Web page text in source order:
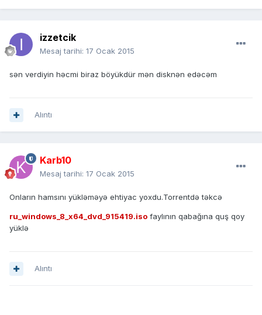
izzetcik
Mesaj tarihi: 17 Ocak 2015
sən verdiyin həcmi biraz böyükdür mən disknən edəcəm
Alıntı
Karb10
Mesaj tarihi: 17 Ocak 2015
Onların hamsını yükləməyə ehtiyac yoxdu.Torrentdə təkcə
ru_windows_8_x64_dvd_915419.iso faylının qabağına quş qoy
yüklə
Alıntı